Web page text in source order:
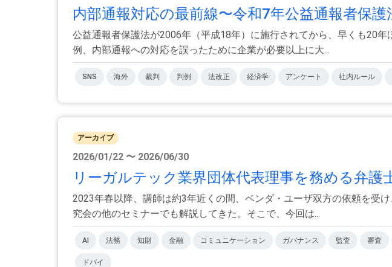
内部通報対応の最前線〜令和7年公益通報者保
公益通報者保護法が2006年（平成18年）に施行されてから、早くも20
例、内部通報への対応を誤ったために企業が必要以上に大...
SNS 海外 裁判 判例 法改正 経済学 アンケート 社内ルール
アーカイブ
2026/01/22 〜 2026/06/30
リーガルテック業界団体代表理事を務める弁護
2023年春以降、講師は約3年近くの間、ベンダ・ユーザ双方の依頼を受
究会の他のセミナーでも解説してきた。そこで、今回は...
AI 法務 知財 金融 コミュニケーション ガバナンス 監査 審査
ドバイ